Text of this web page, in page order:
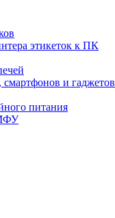
этикеток к ПК
и гаджетов
питания